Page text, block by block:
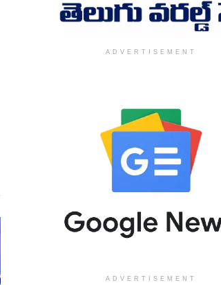
ADVERTISEMENT
ADVERTISEMENT